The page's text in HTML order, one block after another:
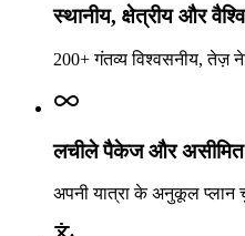
स्थानीय, क्षेत्रीय और
200+ गंतव्य विश्वसनीय, तेज़
लचीले पैकेज और असीमित
अपनी यात्रा के अनुकूल प्लान